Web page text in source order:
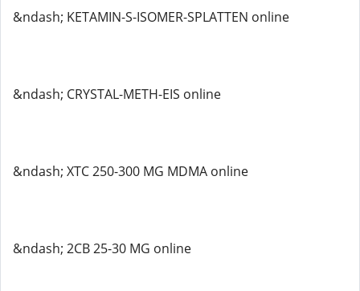
&ndash; KETAMIN-S-ISOMER-SPLATTEN online
&ndash; CRYSTAL-METH-EIS online
&ndash; XTC 250-300 MG MDMA online
&ndash; 2CB 25-30 MG online